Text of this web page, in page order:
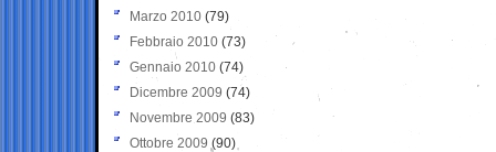
Marzo 2010 (79)
Febbraio 2010 (73)
Gennaio 2010 (74)
Dicembre 2009 (74)
Novembre 2009 (83)
Ottobre 2009 (90)